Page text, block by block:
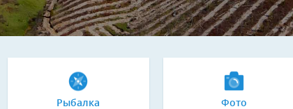
Рыбалка Фото